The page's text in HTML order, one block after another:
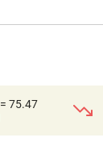
= 75.47